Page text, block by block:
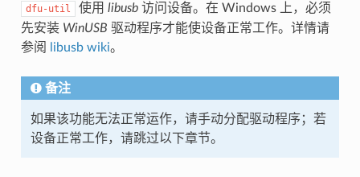
dfu-util 使用 libusb访问设备。在 Windows 上，必须
先安装 WinUSB 驱动程序才能使设备正常工作。详情请
参阅
libusb wiki。
备注
如果该功能无法正常运作，请手动分配驱动程序；若
设备正常工作，请跳过以下章节。